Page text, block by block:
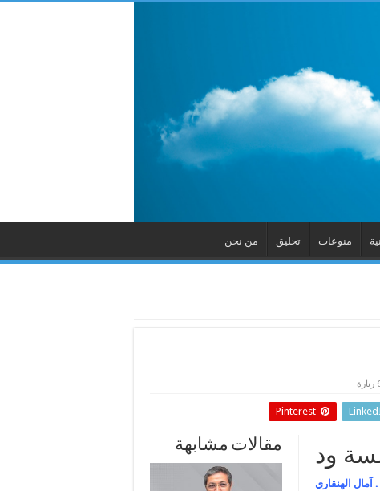
منوعات تحليق من نحن
Pinterest
مقالات مشابهة ود
آمال الهنقاري